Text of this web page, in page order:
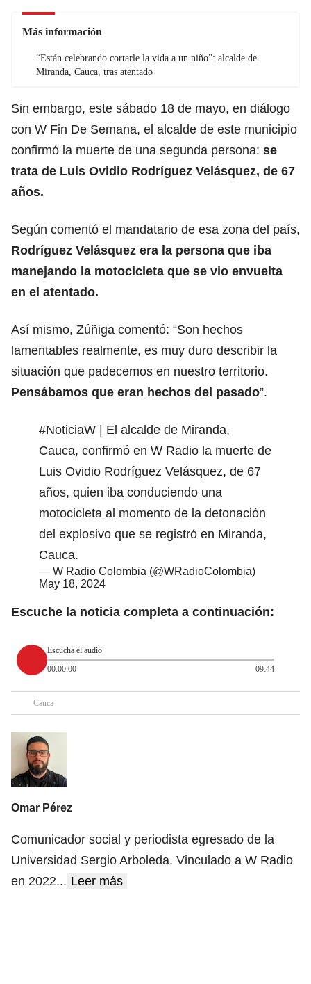
Más información
“Están celebrando cortarle la vida a un niño”: alcalde de
Miranda, Cauca, tras atentado
Sin embargo, este sábado 18 de mayo, en diálogo
con W Fin De Semana, el alcalde de este municipio
confirmó la muerte de una segunda persona: se
trata de Luis Ovidio Rodríguez Velásquez, de 67
años.
Según comentó el mandatario de esa zona del país,
Rodríguez Velásquez era la persona que iba
manejando la motocicleta que se vio envuelta
en el atentado.
Así mismo, Zúñiga comentó: “Son hechos
lamentables realmente, es muy duro describir la
situación que padecemos en nuestro territorio.
Pensábamos que eran hechos del pasado”.
#NoticiaW | El alcalde de Miranda,
Cauca, confirmó en W Radio la muerte de
Luis Ovidio Rodríguez Velásquez, de 67
años, quien iba conduciendo una
motocicleta al momento de la detonación
del explosivo que se registró en Miranda,
Cauca.
— W Radio Colombia (@WRadioColombia)
May 18, 2024
Escuche la noticia completa a continuación:
Escucha el audio
00:00:00
09:44
Cauca
Omar Pérez
Comunicador social y periodista egresado de la
Universidad Sergio Arboleda. Vinculado a W Radio
en 2022... Leer más